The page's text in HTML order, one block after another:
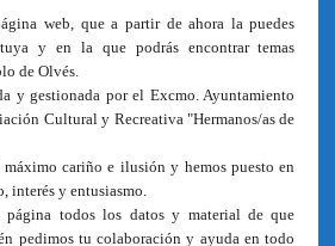
web, que a partir de ahora la puedes
y en la que podrás encontrar temas
de Olvés.
y gestionada por el Excmo. Ayuntamiento
Cultural y Recreativa "Hermanos/as de
cariño e ilusión y hemos puesto en
interés y entusiasmo.
página todos los datos y material de que
pedimos tu colaboración y ayuda en todo